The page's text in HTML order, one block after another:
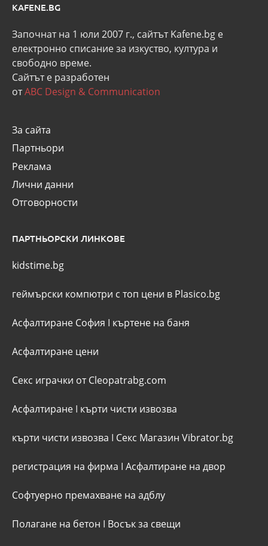
KAFENE.BG
Започнат на 1 юли 2007 г., сайтът Kafene.bg e
eлектронно списание за изкуство, култура и
свободно време.
Сайтът е разработен
отABC Design & Communication
За сайта
Партньори
Реклама
Лични данни
Отговорности
ПАРТНЬОРСКИ ЛИНКОВЕ
kidstime.bg
геймърски компютри с топ цени в Plasico.bg
Асфалтиране София I къртене на баня
Асфалтиране цени
Секс играчки от Cleopatrabg.com
Асфалтиране I кърти чисти извозва
кърти чисти извозва I Секс Магазин Vibrator.bg
регистрация на фирма I Асфалтиране на двор
Софтуерно премахване на адблу
Полагане на бетон I Восък за свещи